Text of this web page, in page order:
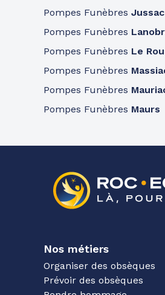
Pompes Funèbres Jussac
Pompes Funèbres
Pompes Funèbres Le
Pompes Funèbres
Pompes Funèbres
Pompes Funèbres Maurs
Nos métiers
Organiser des obsèques
Prévoir des obsèques